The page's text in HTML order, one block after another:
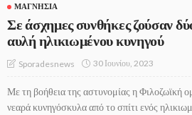
ΜΑΓΝΗΣΊΑ
Σε άσχημες συνθήκες ζούσαν
αυλή ηλικιωμένου κυνηγού
Sporadesnews 30 Ιουνίου, 2023
Με τη βοήθεια της αστυνομίας η Φιλοζωϊκή
νεαρά κυνηγόσκυλα από το σπίτι ενός